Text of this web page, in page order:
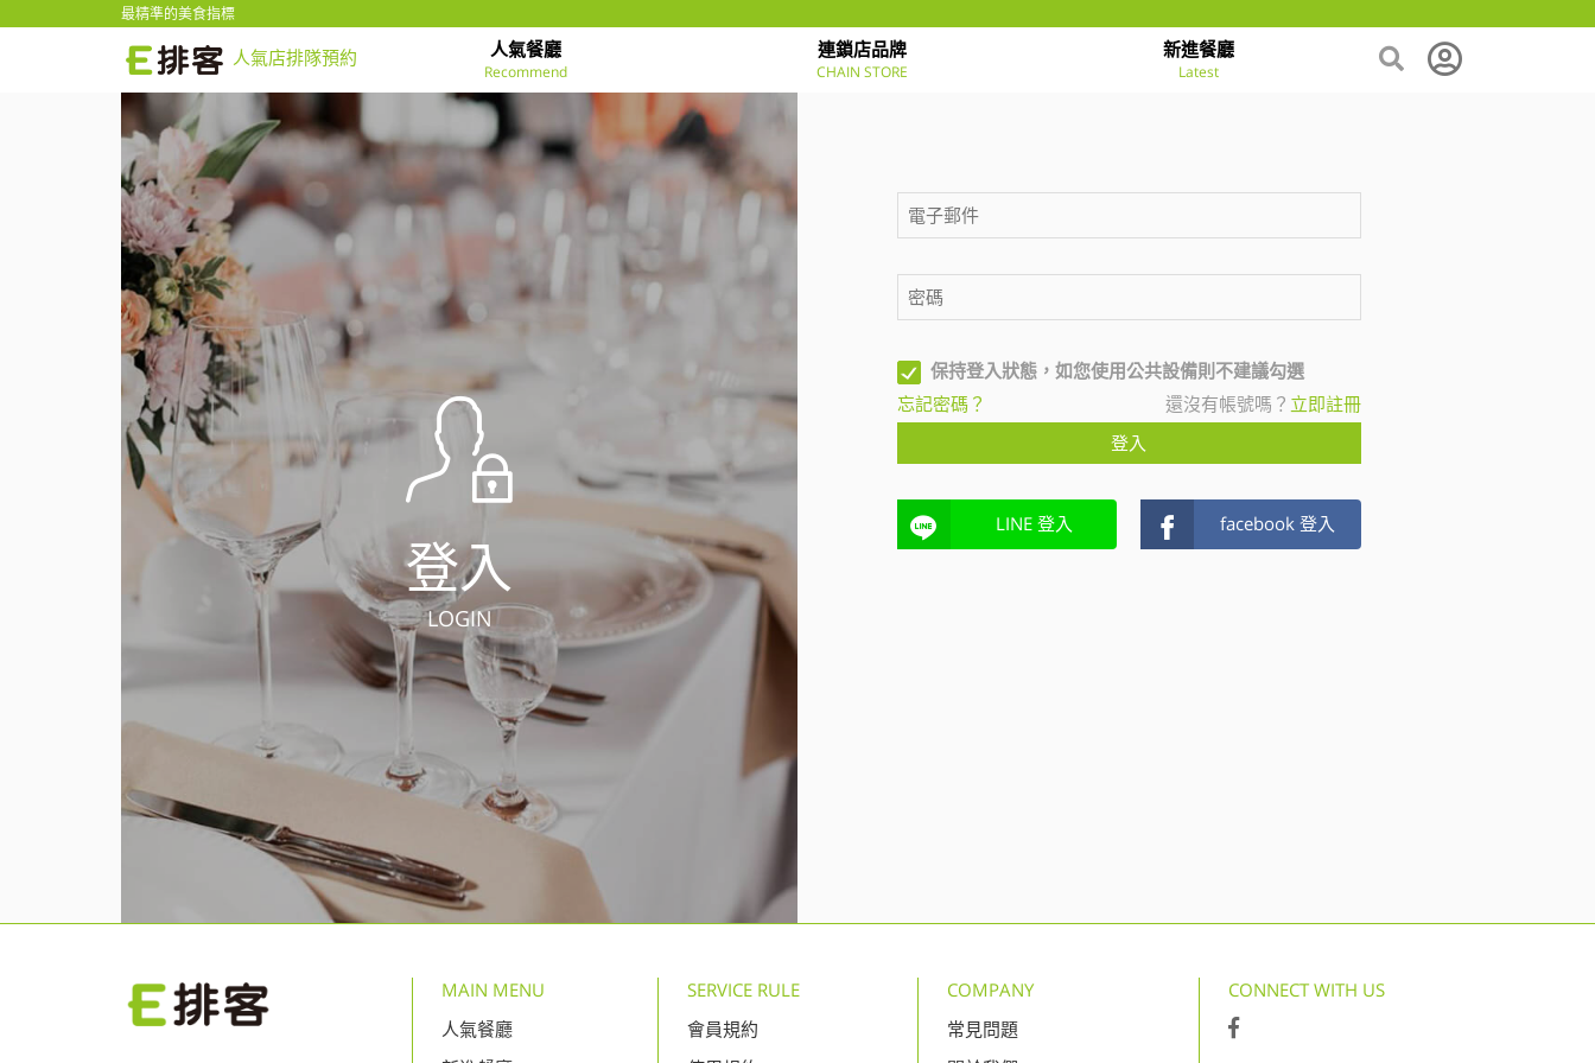
最精準的美食指標
人氣店排隊預約 人氣餐廳
Recommend
連鎖店品牌
CHAIN STORE
新進餐廳
Latest
登入
LOGIN
保持登入狀態，如您使用公共設備則不建議勾選
忘記密碼？
還沒有帳號嗎？ 立即註冊
登入
LINE 登入 facebook 登入
MAIN MENU
人氣餐廳
SERVICE RULE
會員規約
COMPANY
常見問題
CONNECT WITH US